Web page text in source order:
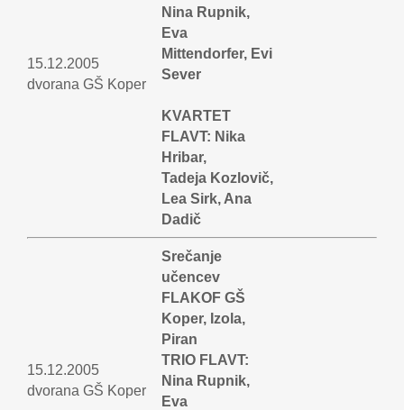
15.12.2005
dvorana GŠ Koper
Nina Rupnik,
Eva
Mittendorfer, Evi
Sever
KVARTET
FLAVT: Nika
Hribar,
Tadeja Kozlovič,
Lea Sirk, Ana
Dadič
15.12.2005
dvorana GŠ Koper
Srečanje
učencev
FLAKOF GŠ
Koper, Izola,
Piran
TRIO FLAVT:
Nina Rupnik,
Eva